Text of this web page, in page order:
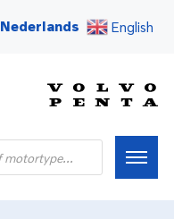
Nederlands English